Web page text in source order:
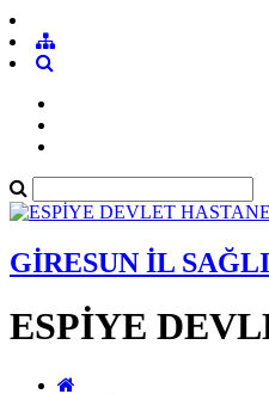
GİRESUN İL
ESPİYE